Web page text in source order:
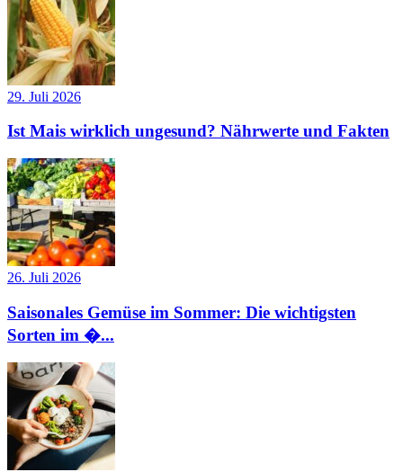
29. Juli 2026
Ist Mais wirklich ungesund? Nährwerte und Fakten
26. Juli 2026
Saisonales Gemüse im Sommer: Die wichtigsten
Sorten im �...